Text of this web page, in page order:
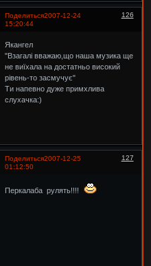
Поделиться 126
2007-12-24
15:20:44
Якангел
"Взагалі вважаю,що наша музика ще
не виїхала на достатньо високий
рівень-то засмучує"
Ти напевно дуже примхлива
слухачка:)
Поделиться 127
2007-12-25
01:12:50
Перкалаба рулять!!!!